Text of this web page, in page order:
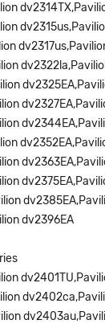
dv2396EA